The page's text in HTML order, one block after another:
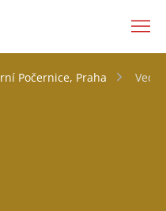
Počernice, Praha